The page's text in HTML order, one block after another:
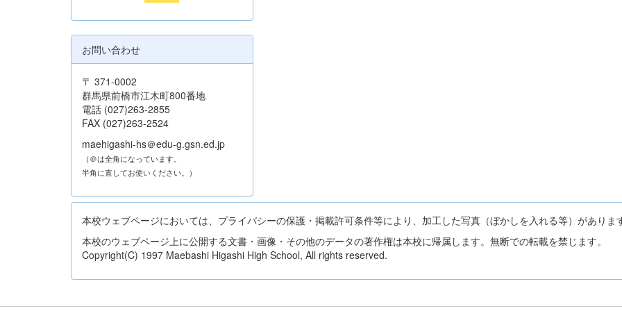
お問い合わせ
〒 371-0002
群馬県前橋市江木町800番地
電話 (027)263-2855
FAX (027)263-2524
maehigashi-hs＠edu-g.gsn.ed.jp
（＠は全角になっています。
半角に直してお使いください。）
本校ウェブページにおいては、プライバシーの保護・掲載許可条件等により、加工した写真（ぼかしを入れる等）がありま
本校のウェブページ上に公開する文書・画像・その他のデータの著作権は本校に帰属します。無断での転載を禁じます。
Copyright(C) 1997 Maebashi Higashi High School, All rights reserved.